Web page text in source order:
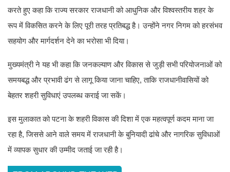
करते हुए कहा कि राज्य सरकार राजधानी को आधुनिक और विश्वस्तरीय शहर के
रूप में विकसित करने के लिए पूरी तरह प्रतिबद्ध है। उन्होंने नगर निगम को हरसंभव
सहयोग और मार्गदर्शन देने का भरोसा भी दिया।
मुख्यमंत्री ने यह भी कहा कि जनकल्याण और विकास से जुड़ी सभी परियोजनाओं को
समयबद्ध और प्रभावी ढंग से लागू किया जाना चाहिए, ताकि राजधानीवासियों को
बेहतर शहरी सुविधाएं उपलब्ध कराई जा सकें।
इस मुलाकात को पटना के शहरी विकास की दिशा में एक महत्वपूर्ण कदम माना जा
रहा है, जिससे आने वाले समय में राजधानी के बुनियादी ढांचे और नागरिक सुविधाओं
में व्यापक सुधार की उम्मीद जताई जा रही है।